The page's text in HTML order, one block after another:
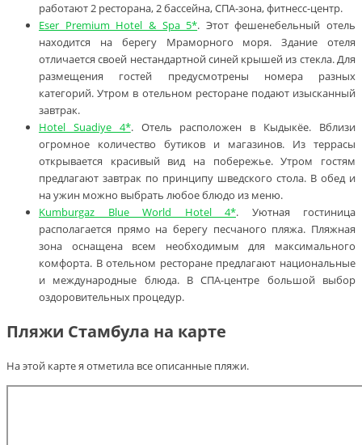
работают 2 ресторана, 2 бассейна, СПА-зона, фитнесс-центр.
Eser Premium Hotel & Spa 5*. Этот фешенебельный отель
находится на берегу Мраморного моря. Здание отеля
отличается своей нестандартной синей крышей из стекла. Для
размещения гостей предусмотрены номера разных
категорий. Утром в отельном ресторане подают изысканный
завтрак.
Hotel Suadiye 4*. Отель расположен в Кыдыкёе. Вблизи
огромное количество бутиков и магазинов. Из террасы
открывается красивый вид на побережье. Утром гостям
предлагают завтрак по принципу шведского стола. В обед и
на ужин можно выбрать любое блюдо из меню.
Kumburgaz Blue World Hotel 4*. Уютная гостиница
располагается прямо на берегу песчаного пляжа. Пляжная
зона оснащена всем необходимым для максимального
комфорта. В отельном ресторане предлагают национальные
и международные блюда. В СПА-центре большой выбор
оздоровительных процедур.
Пляжи Стамбула на карте
На этой карте я отметила все описанные пляжи.